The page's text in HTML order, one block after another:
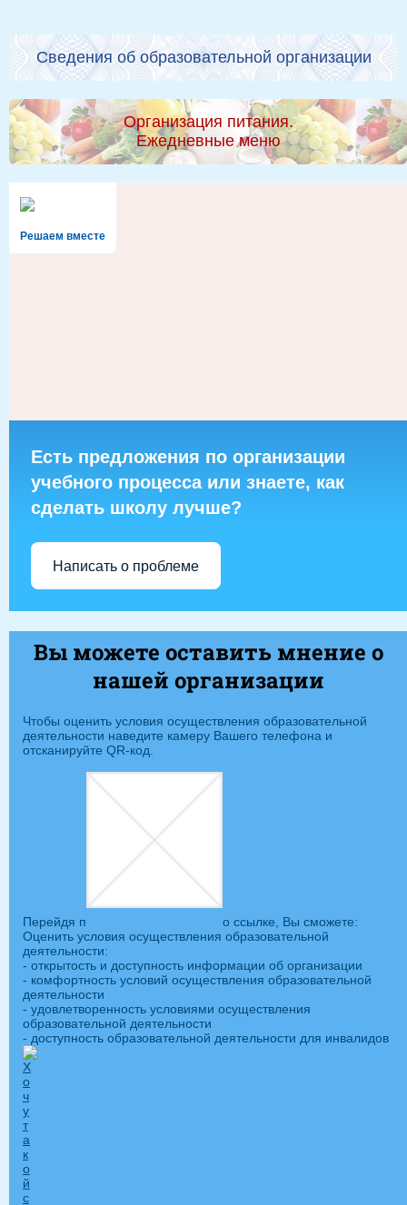
Сведения об образовательной организации
Организация питания.
Ежедневные меню
Решаем вместе
Есть предложения по организации
учебного процесса или знаете, как
сделать школу лучше?
Написать о проблеме
Вы можете оставить мнение о
нашей организации
Чтобы оценить условия осуществления образовательной
деятельности наведите камеру Вашего телефона и
отсканируйте QR-код.
Перейдя п
о ссылке, Вы сможете:
Оценить условия осуществления образовательной
деятельности:
- открытость и доступность информации об организации
- комфортность условий осуществления образовательной
деятельности
- удовлетворенность условиями осуществления
образовательной деятельности
- доступность образовательной деятельности для инвалидов